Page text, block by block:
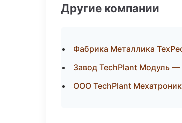
Другие компании
Фабрика Металлика
Завод TechPlant Модуль —
ООО TechPlant